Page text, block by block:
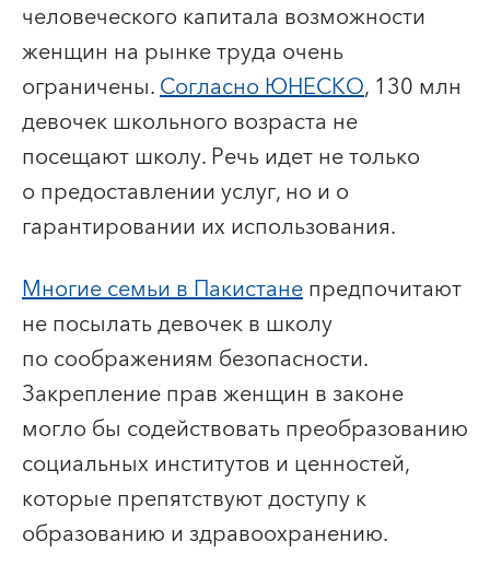
человеческого капитала возможности
женщин на рынке труда очень
ограничены.Согласно ЮНЕСКО, 130 млн
девочек школьного возраста не
посещают школу. Речь идет не только
о предоставлении услуг, но и о
гарантировании их использования.
Многие семьи в Пакистанепредпочитают
не посылать девочек в школу
по соображениям безопасности.
Закрепление прав женщин в законе
могло бы содействовать преобразованию
социальных институтов и ценностей,
которые препятствуют доступу к
образованию и здравоохранению.